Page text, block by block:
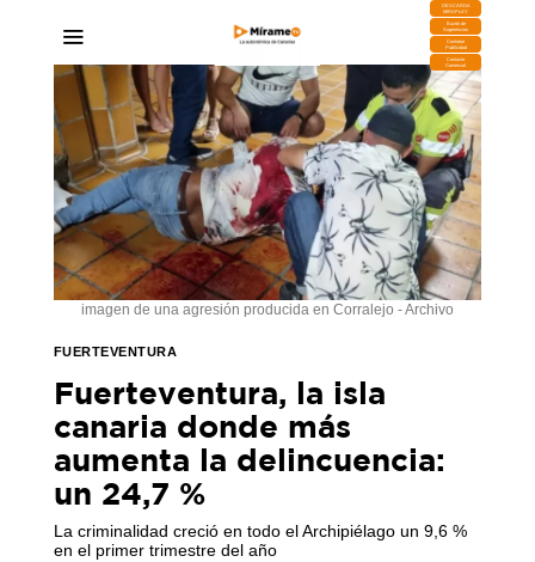
DESCARGA
MIRAPLAY
Buzón de
Sugerencias
Contratar
Publicidad
Contacto
Comercial
imagen de una agresión producida en Corralejo - Archivo
FUERTEVENTURA
Fuerteventura, la isla
canaria donde más
aumenta la delincuencia:
un 24,7 %
La criminalidad creció en todo el Archipiélago un 9,6 %
en el primer trimestre del año